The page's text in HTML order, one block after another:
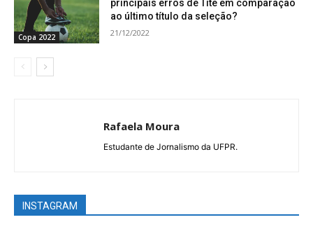
Copa 2022
principais erros de Tite em comparação
ao último título da seleção?
21/12/2022
Rafaela Moura
Estudante de Jornalismo da UFPR.
INSTAGRAM